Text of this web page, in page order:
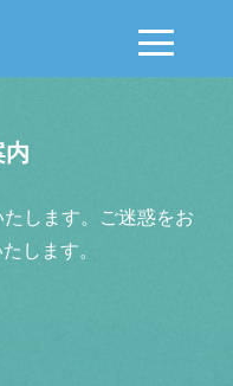
内
します。ご迷惑をお
します。